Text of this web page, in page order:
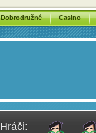
Dobrodružné Casino
Hráči: